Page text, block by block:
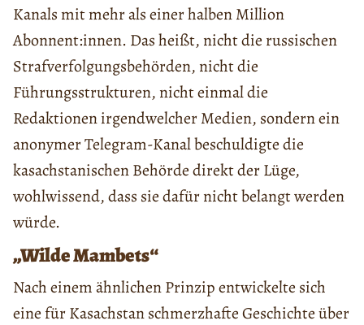
Kanals mit mehr als einer halben Million
Abonnent:innen. Das heißt, nicht die russischen
Strafverfolgungsbehörden, nicht die
Führungsstrukturen, nicht einmal die
Redaktionen irgendwelcher Medien, sondern ein
anonymer Telegram-Kanal beschuldigte die
kasachstanischen Behörde direkt der Lüge,
wohlwissend, dass sie dafür nicht belangt werden
würde.
„Wilde Mambets“
Nach einem ähnlichen Prinzip entwickelte sich
eine für Kasachstan schmerzhafte Geschichte über